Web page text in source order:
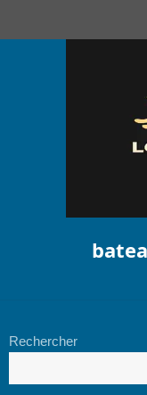
Rechercher